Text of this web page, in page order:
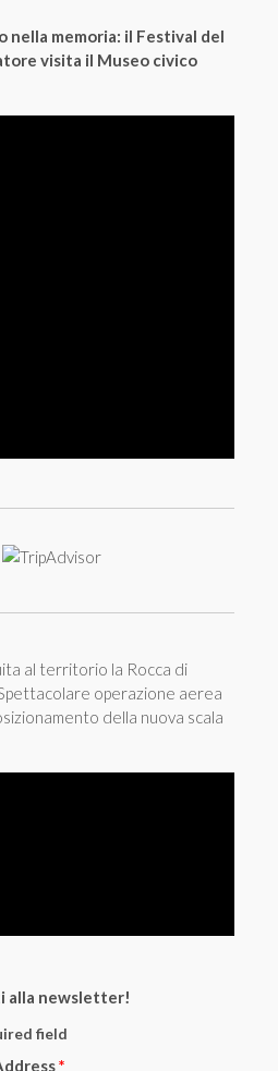
nella memoria: il Festival del
visita il Museo civico
al territorio la Rocca di
operazione aerea
della nuova scala
alla newsletter!
field
*